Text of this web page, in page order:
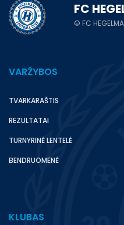
FC
© FC
VARŽYBOS
TVARKARAŠTIS
REZULTATAI
TURNYRINĖ LENTELĖ
BENDRUOMENĖ
KLUBAS